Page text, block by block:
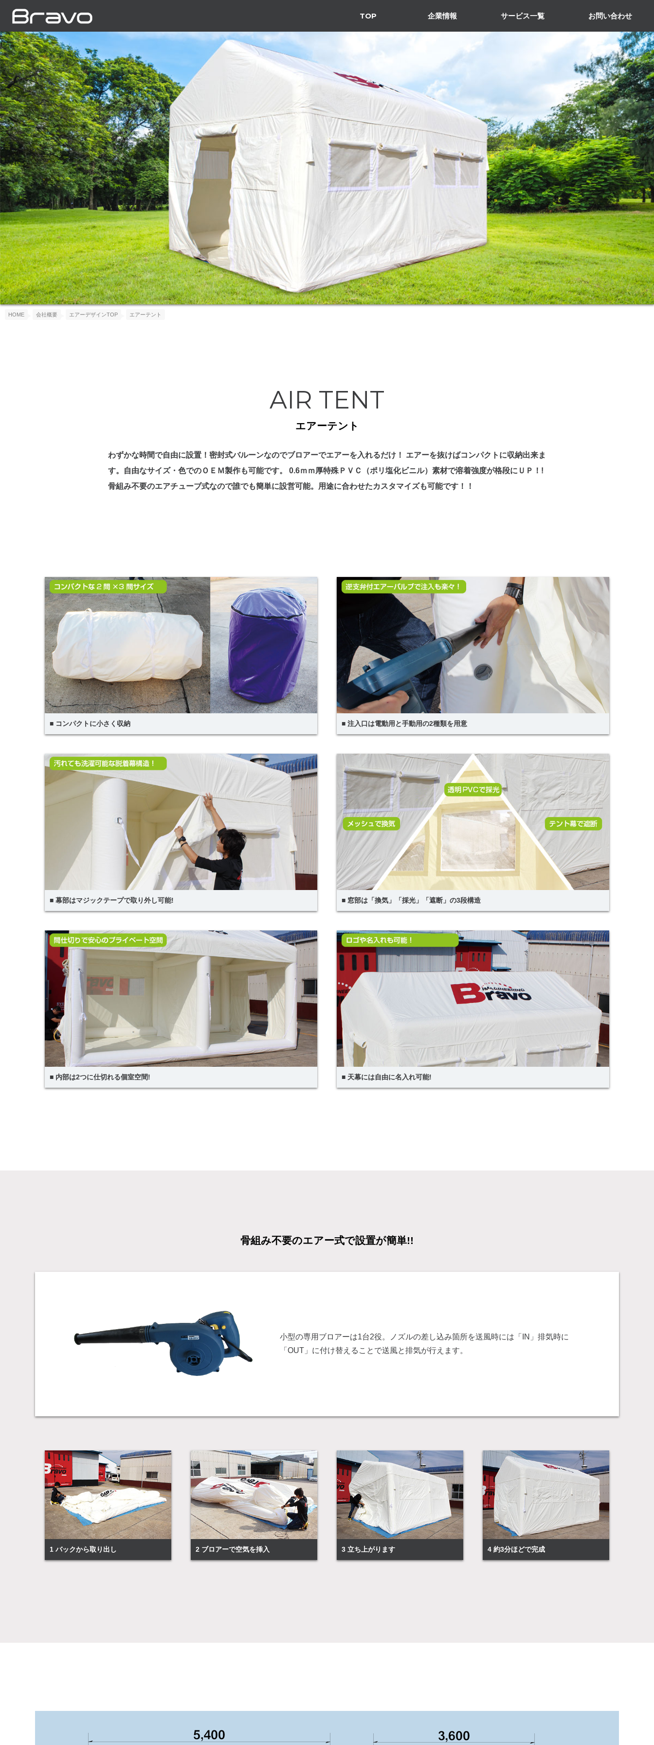
お問い合わせ
サービス一覧
企業情報
TOP
HOME 会社概要 エアーデザインTOP エアーテント
AIR TENT
エアーテント
わずかな時間で自由に設置！密封式バルーンなのでブロアーでエアーを入れるだけ！ エアーを抜けばコンパクトに収納出来ま
す。自由なサイズ・色でのＯＥＭ製作も可能です。 0.6ｍｍ厚特殊ＰＶＣ（ポリ塩化ビニル）素材で溶着強度が格段にＵＰ！!
骨組み不要のエアチューブ式なので誰でも簡単に設営可能。用途に合わせたカスタマイズも可能です！！
■ コンパクトに小さく収納 ■ 注入口は電動用と手動用の2種類を用意
■ 幕部はマジックテープで取り外し可能! ■ 窓部は「換気」「採光」「遮断」の3段構造
■ 内部は2つに仕切れる個室空間! ■ 天幕には自由に名入れ可能!
骨組み不要のエアー式で設置が簡単!!
小型の専用ブロアーは1台2役。ノズルの差し込み箇所を送風時には「IN」排気時に
「OUT」に付け替えることで送風と排気が行えます。
1 バックから取り出し 2 ブロアーで空気を挿入 3 立ち上がります 4 約3分ほどで完成